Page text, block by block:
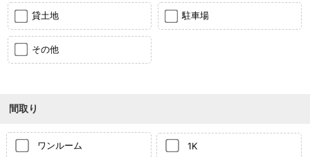
貸土地 駐車場
その他
間取り
ワンルーム 1K